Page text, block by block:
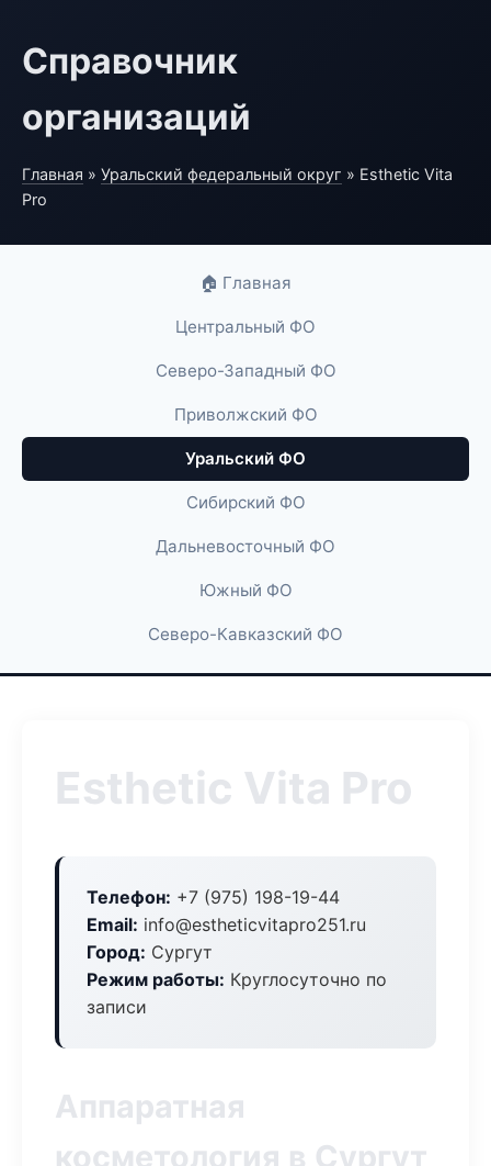
Справочник
организаций
Главная » Уральский федеральный округ » Esthetic Vita
Pro
🏠 Главная
Центральный ФО
Северо-Западный ФО
Приволжский ФО
Уральский ФО
Сибирский ФО
Дальневосточный ФО
Южный ФО
Северо-Кавказский ФО
Esthetic Vita Pro
Телефон: +7 (975) 198-19-44
Email: info@estheticvitapro251.ru
Город: Сургут
Режим работы: Круглосуточно по
записи
Аппаратная
косметология в Сургут